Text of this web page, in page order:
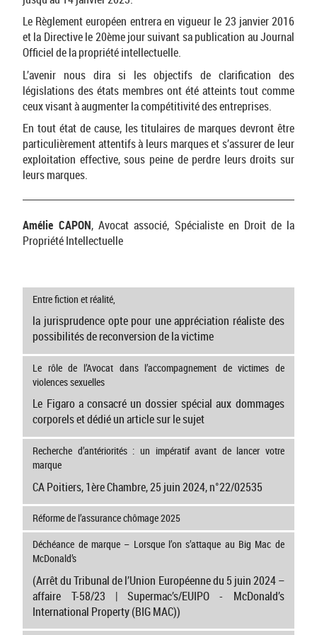
Le Règlement européen entrera en vigueur le 23 janvier 2016
et la Directive le 20ème jour suivant sa publication au Journal
Officiel de la propriété intellectuelle.
L’avenir nous dira si les objectifs de clarification des
législations des états membres ont été atteints tout comme
ceux visant à augmenter la compétitivité des entreprises.
En tout état de cause, les titulaires de marques devront être
particulièrement attentifs à leurs marques et s’assurer de leur
exploitation effective, sous peine de perdre leurs droits sur
leurs marques.
Amélie CAPON, Avocat associé, Spécialiste en Droit de la
Propriété Intellectuelle
Entre fiction et réalité,
la jurisprudence opte pour une appréciation réaliste des
possibilités de reconversion de la victime
Le rôle de l’Avocat dans l’accompagnement de victimes de
violences sexuelles
Le Figaro a consacré un dossier spécial aux dommages
corporels et dédié un article sur le sujet
Recherche d’antériorités : un impératif avant de lancer votre
marque
CA Poitiers, 1ère Chambre, 25 juin 2024, n°22/02535
Réforme de l’assurance chômage 2025
Déchéance de marque – Lorsque l’on s’attaque au Big Mac de
McDonald’s
(Arrêt du Tribunal de l’Union Européenne du 5 juin 2024 –
affaire T-58/23 | Supermac’s/EUIPO - McDonald’s
International Property (BIG MAC))